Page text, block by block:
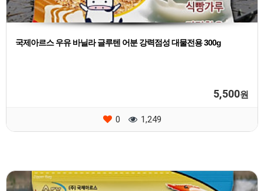
국제아르스 우유 바닐라 글루텐 어분 강력점성 대물전용 300g
5,500원
0 1,249